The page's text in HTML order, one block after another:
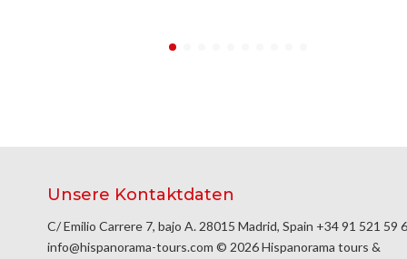
Unsere Kontaktdaten
C/ Emilio Carrere 7, bajo A. 28015 Madrid, Spain +34 91 521 59
info@hispanorama-tours.com © 2026 Hispanorama tours &